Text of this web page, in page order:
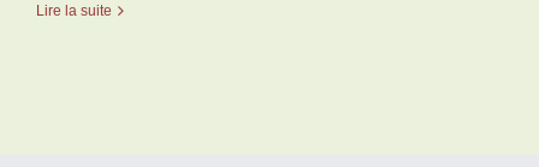
Lire la suite